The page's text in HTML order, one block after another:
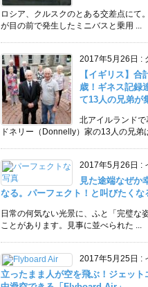
ロシア、クルスクのとある交差点にて
が目の前で発生したミニバスと乗用 ...
2017年5月26日 :
【イギリス】合
歳！ギネス記録
て13人の兄弟が
北アイルランド
ドネリー（Donnelly）家の13人の兄弟
2017年5月26日 :
見た途端なぜか
なる。パーフェクト！と叫びたくな
日常の何気ない光景に、ふと「完璧な
ことがあります。見事に並べられた ...
2017年5月25日 :
立ったまま人が空を飛ぶ！ジェット